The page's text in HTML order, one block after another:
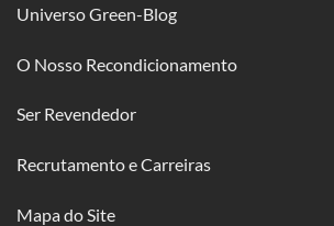
Universo Green-Blog
O Nosso Recondicionamento
Ser Revendedor
Recrutamento e Carreiras
Mapa do Site